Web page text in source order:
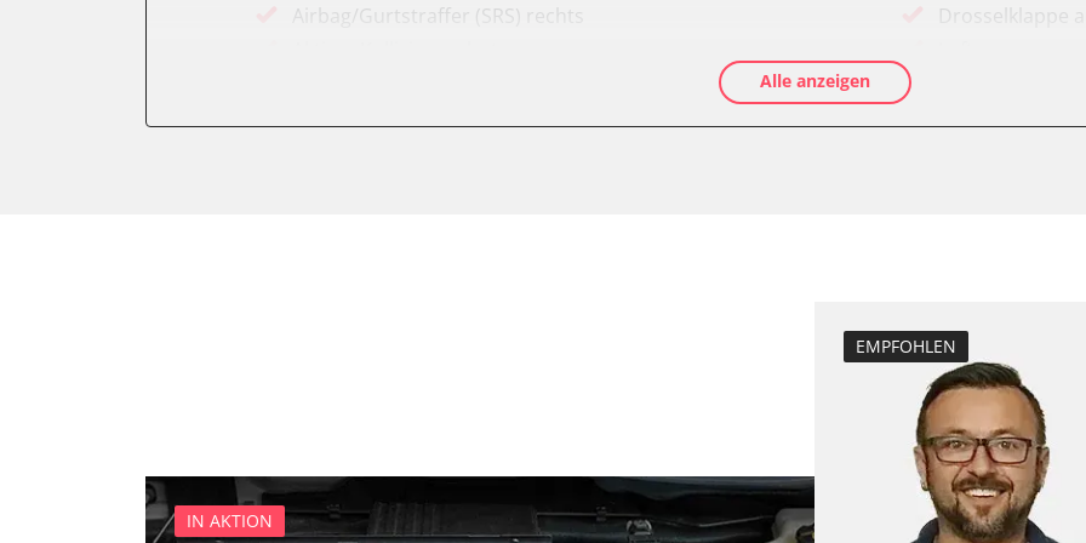
Airbag/Gurtstraffer (SRS) rechts
Elektronisches Wählhebel-Modul (EWM)
Fahrdynamik-Sitz vorne links
Drosselklappe
Grundeinstellung
Injektor
Injektoren
Kodierung der
Lamdasonde
Alle anzeigen
IN AKTION
EMPFOHLEN